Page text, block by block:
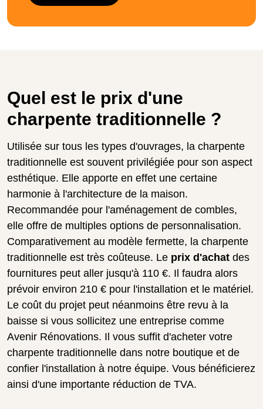
Quel est le prix d'une
charpente traditionnelle ?
Utilisée sur tous les types d'ouvrages, la charpente
traditionnelle est souvent privilégiée pour son aspect
esthétique. Elle apporte en effet une certaine
harmonie à l'architecture de la maison.
Recommandée pour l'aménagement de combles,
elle offre de multiples options de personnalisation.
Comparativement au modèle fermette, la charpente
traditionnelle est très coûteuse. Le prix d'achat des
fournitures peut aller jusqu'à 110 €. Il faudra alors
prévoir environ 210 € pour l'installation et le matériel.
Le coût du projet peut néanmoins être revu à la
baisse si vous sollicitez une entreprise comme
Avenir Rénovations. Il vous suffit d'acheter votre
charpente traditionnelle dans notre boutique et de
confier l'installation à notre équipe. Vous bénéficierez
ainsi d'une importante réduction de TVA.